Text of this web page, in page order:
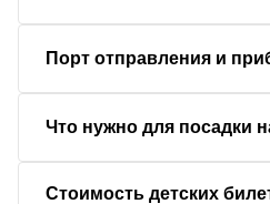
Порт отправления и
Что нужно для посадки
Стоимость детских